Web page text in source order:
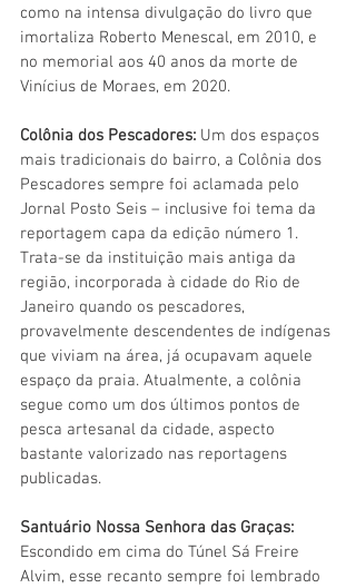
como na intensa divulgação do livro que
imortaliza Roberto Menescal, em 2010, e
no memorial aos 40 anos da morte de
Vinícius de Moraes, em 2020.
Colônia dos Pescadores: Um dos espaços
mais tradicionais do bairro, a Colônia dos
Pescadores sempre foi aclamada pelo
Jornal Posto Seis – inclusive foi tema da
reportagem capa da edição número 1.
Trata-se da instituição mais antiga da
região, incorporada à cidade do Rio de
Janeiro quando os pescadores,
provavelmente descendentes de indígenas
que viviam na área, já ocupavam aquele
espaço da praia. Atualmente, a colônia
segue como um dos últimos pontos de
pesca artesanal da cidade, aspecto
bastante valorizado nas reportagens
publicadas.
Santuário Nossa Senhora das Graças:
Escondido em cima do Túnel Sá Freire
Alvim, esse recanto sempre foi lembrado